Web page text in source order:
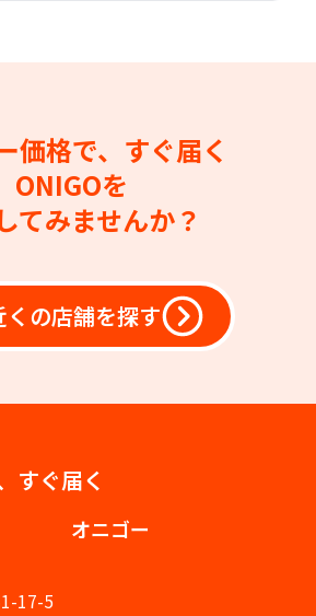
価格で、すぐ届く
ONIGOを
てみませんか？
くの店舗を探す
すぐ届く
オニゴー
17-5